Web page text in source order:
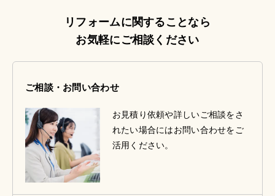
リフォームに関することなら
お気軽にご相談ください
ご相談・お問い合わせ
お見積り依頼や詳しいご相談をさ
れたい場合にはお問い合わせをご
活用ください。